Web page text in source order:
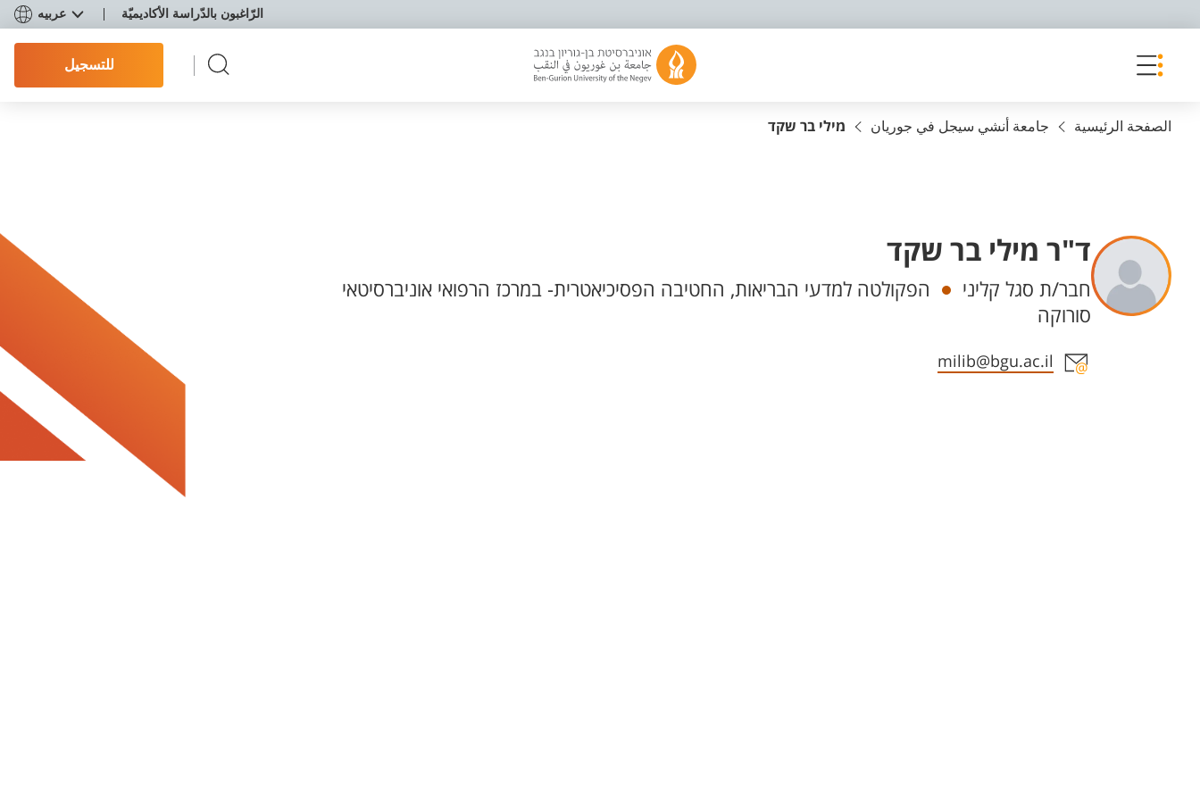
الرّاغبون بالدّراسة الأكاديميّة عربيه
للتسجيل
الصفحة الرئيسية جامعة أنشي سيجل في جوريان מילי בר שקד
ד"ר מילי בר שקד
Departments
חבר/ת סגל קליני
הפקולטה למדעי הבריאות, החטיבה הפסיכיאטרית- במרכז הרפואי אוניברסיטאי
סורוקה
Staff member contact section
milib@bgu.ac.il